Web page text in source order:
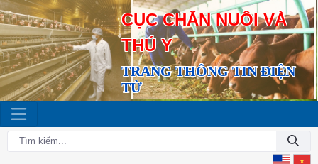
CỤC CHĂN NUÔI VÀ
THÚ Y
TRANG THÔNG TIN ĐIỆN
TỬ